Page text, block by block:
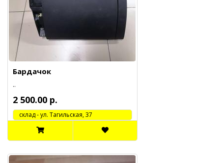
Бардачок
..
2 500.00 р.
cклад - ул. Тагильская, 37